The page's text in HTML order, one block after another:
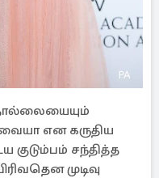
என கருதிய
குடும்பம் சந்தித்த
முடிவு